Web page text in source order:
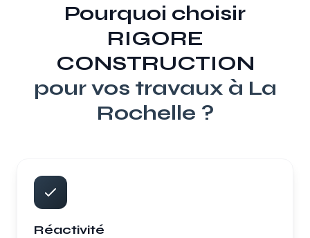
Pourquoi choisir
RIGORE
CONSTRUCTION
pour vos travaux à La
Rochelle ?
Réactivité